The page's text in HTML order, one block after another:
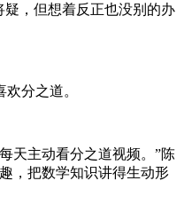
疑，但想着反正也没别的办
分之道。
天主动看分之道视频。”陈
，把数学知识讲得生动形